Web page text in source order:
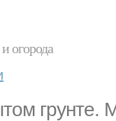
огорода
грунте.